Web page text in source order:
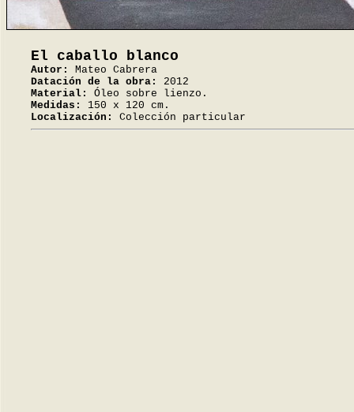
El caballo blanco
Autor:
Mateo Cabrera
Datación de la obra:
2012
Material:
Óleo sobre lienzo.
Medidas:
150 x 120 cm.
Localización:
Colección particular